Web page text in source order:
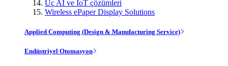
Uç AI ve IoT çözümleri
Wireless ePaper Display Solutions
Applied Computing (Design & Manufacturing Service)
Endüstriyel Otomasyon